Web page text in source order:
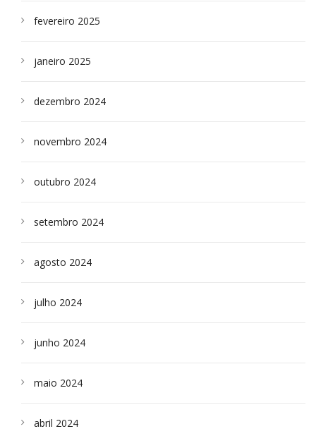
fevereiro 2025
janeiro 2025
dezembro 2024
novembro 2024
outubro 2024
setembro 2024
agosto 2024
julho 2024
junho 2024
maio 2024
abril 2024